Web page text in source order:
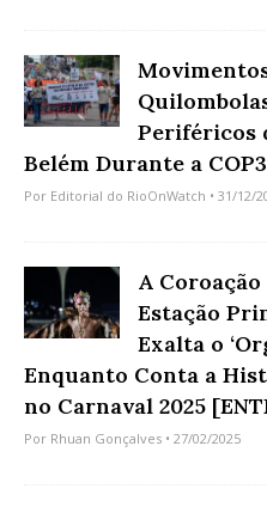
Periféricos
Belém Durante a
Por Editorial do RioOnWatch • 31/12/
A
Estação
Exalta o
Enquanto Conta a
no Carnaval 2025
Por Rhuan Gonçalves • 27/02/2025